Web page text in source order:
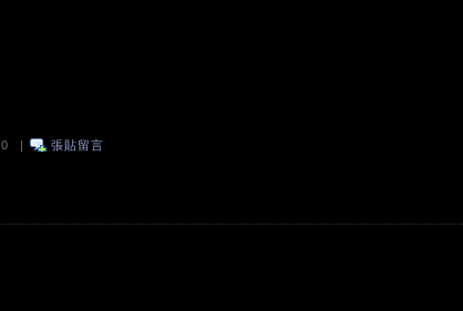
0 | 張貼留言